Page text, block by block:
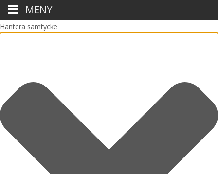
Hantera samtycke
MENY